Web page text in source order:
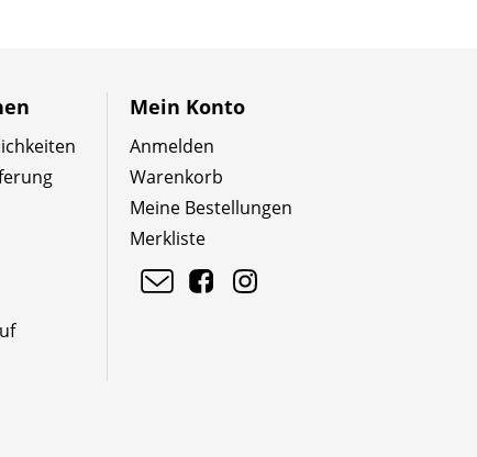
Mein Konto
Anmelden
Warenkorb
Meine Bestellungen
Merkliste